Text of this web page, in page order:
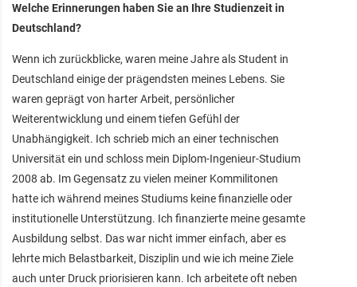
Welche Erinnerungen haben Sie an Ihre Studienzeit in
Deutschland?
Wenn ich zurückblicke, waren meine Jahre als Student in
Deutschland einige der prägendsten meines Lebens. Sie
waren geprägt von harter Arbeit, persönlicher
Weiterentwicklung und einem tiefen Gefühl der
Unabhängigkeit. Ich schrieb mich an einer technischen
Universität ein und schloss mein Diplom-Ingenieur-Studium
2008 ab. Im Gegensatz zu vielen meiner Kommilitonen
hatte ich während meines Studiums keine finanzielle oder
institutionelle Unterstützung. Ich finanzierte meine gesamte
Ausbildung selbst. Das war nicht immer einfach, aber es
lehrte mich Belastbarkeit, Disziplin und wie ich meine Ziele
auch unter Druck priorisieren kann. Ich arbeitete oft neben